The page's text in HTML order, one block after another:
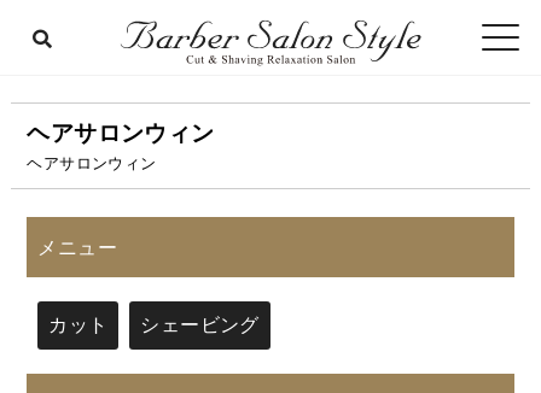
ヘアサロンウィン
ヘアサロンウィン
メニュー
カット シェービング